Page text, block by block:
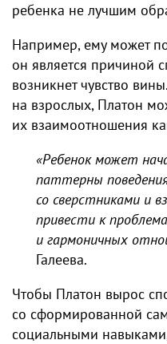
ребенка не лучшим
Например, ему может
он является причиной
возникнет чувство
на взрослых, Платон
их взаимоотношения
«Ребенок может
паттерны
со сверстниками и
привести к
и гармоничных
Галеева.
Чтобы Платон вырос
со сформированной
социальными